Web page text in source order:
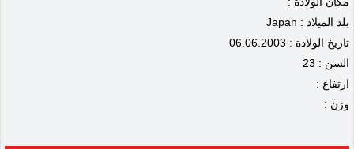
بلد الميلاد : Japan
تاريخ الولادة : 06.06.2003
السن : 23
ارتفاع :
وزن :